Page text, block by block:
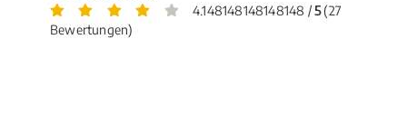
4.148148148148148 /5(27
Bewertungen)